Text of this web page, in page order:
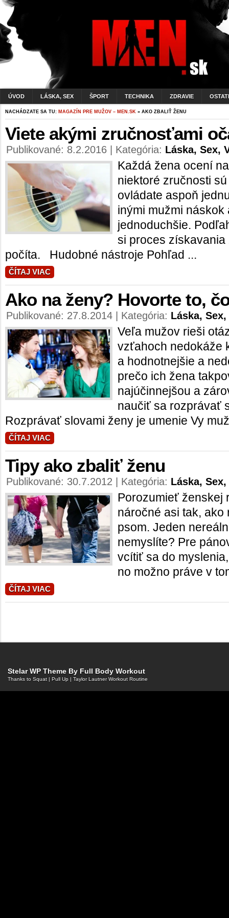
ÚVOD LÁSKA, SEX ŠPORT TECHNIKA ZDRAVIE
NACHÁDZATE SA TU: MAGAZÍN PRE MUŽOV – MEN.SK » AKO ZBALIŤ ŽENU
Viete akými zručnosťami
Publikované: 8.2.2016 | Kategória: Láska, Sex,
Každá žena ocení
niektoré zručnosti
ovládate aspoň
inými mužmi náskok
jednoduchšie.
si proces
počíta. Hudobné nástroje Pohľad ...
ČÍTAJ VIAC
Ako na ženy? Hovorte to,
Publikované: 27.8.2014 | Kategória: Láska,
Veľa mužov rieši
vzťahoch nedokáže
a hodnotnejšie a
prečo ich žena
najúčinnejšou a
naučiť sa rozprávať
Rozprávať slovami ženy je umenie Vy
ČÍTAJ VIAC
Tipy ako zbaliť ženu
Publikované: 30.7.2012 | Kategória: Láska,
Porozumieť ženskej
náročné asi tak,
psom. Jeden
nemyslíte? Pre
vcítiť sa do
no možno práve v
ČÍTAJ VIAC
Stelar WP Theme By Full Body Workout
Thanks to Squat | Pull Up | Taylor Lautner Workout Routine